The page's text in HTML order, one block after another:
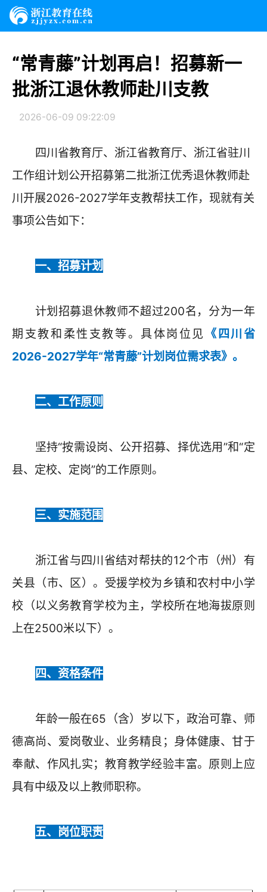
“常青藤”计划再启！招募新一
批浙江退休教师赴川支教
2026-06-09 09:22:09
四川省教育厅、浙江省教育厅、浙江省驻川
工作组计划公开招募第二批浙江优秀退休教师赴
川开展2026-2027学年支教帮扶工作，现就有关
事项公告如下：
一、招募计划
计划招募退休教师不超过200名，分为一年
期支教和柔性支教等。具体岗位见 《四川省
2026-2027学年“常青藤”计划岗位需求表》。
二、工作原则
坚持“按需设岗、公开招募、择优选用”和“定
县、定校、定岗”的工作原则。
三、实施范围
浙江省与四川省结对帮扶的12个市（州）有
关县（市、区）。受援学校为乡镇和农村中小学
校（以义务教育学校为主，学校所在地海拔原则
上在2500米以下）。
四、资格条件
年龄一般在65（含）岁以下，政治可靠、师
德高尚、爱岗敬业、业务精良；身体健康、甘于
奉献、作风扎实；教育教学经验丰富。原则上应
具有中级及以上教师职称。
五、岗位职责